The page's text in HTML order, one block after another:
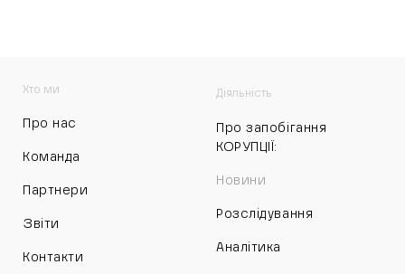
Хто ми
Про нас
Команда
Партнери
Звіти
Контакти
Діяльність
Про запобігання
КОРУПЦІЇ:
Новини
Розслідування
Аналітика